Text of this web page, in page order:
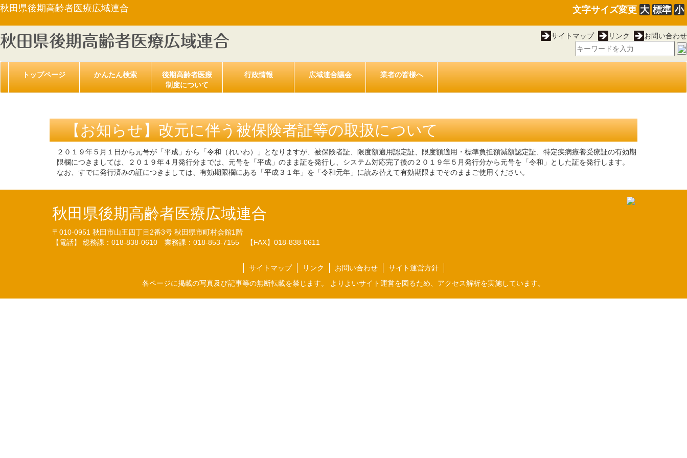
秋田県後期高齢者医療広域連合 文字サイズ変更 大 標準 小
サイトマップ リンク お問い合わせ
トップページ かんたん検索
後期高齢者医療
制度について
行政情報 広域連合議会 業者の皆様へ
【お知らせ】改元に伴う被保険者証等の取扱について
２０１９年５月１日から元号が「平成」から「令和（れいわ）」となりますが、被保険者証、限度額適用認定証、限度額適用・標準負担額減額認定証、特定疾病療養受療証の有効期
限欄につきましては、２０１９年４月発行分までは、元号を「平成」のまま証を発行し、システム対応完了後の２０１９年５月発行分から元号を「令和」とした証を発行します。
なお、すでに発行済みの証につきましては、有効期限欄にある「平成３１年」を「令和元年」に読み替えて有効期限までそのままご使用ください。
秋田県後期高齢者医療広域連合
〒010-0951 秋田市山王四丁目2番3号 秋田県市町村会館1階
【電話】 総務課：018-838-0610 業務課：018-853-7155 【FAX】018-838-0611
サイトマップ リンク お問い合わせ
サイト運営方針
各ページに掲載の写真及び記事等の無断転載を禁じます。 よりよいサイト運営を図るため、アクセス解析を実施しています。